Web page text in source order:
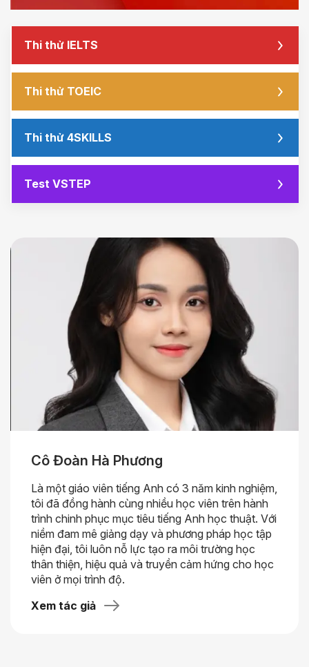
Thi thử IELTS
Thi thử TOEIC
Thi thử 4SKILLS
Test VSTEP
Cô Đoàn Hà Phương
Là một giáo viên tiếng Anh có 3 năm kinh nghiệm,
tôi đã đồng hành cùng nhiều học viên trên hành
trình chinh phục mục tiêu tiếng Anh học thuật. Với
niềm đam mê giảng dạy và phương pháp học tập
hiện đại, tôi luôn nỗ lực tạo ra môi trường học
thân thiện, hiệu quả và truyền cảm hứng cho học
viên ở mọi trình độ.
Xem tác giả